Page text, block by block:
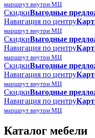
маршрут внутри МЦ
СкидкиВыгодные
Навигация по центру
маршрут внутри МЦ
СкидкиВыгодные
Навигация по центру
маршрут внутри МЦ
СкидкиВыгодные
Навигация по центру
маршрут внутри МЦ
СкидкиВыгодные
Навигация по центру
маршрут внутри МЦ
Каталог мебели